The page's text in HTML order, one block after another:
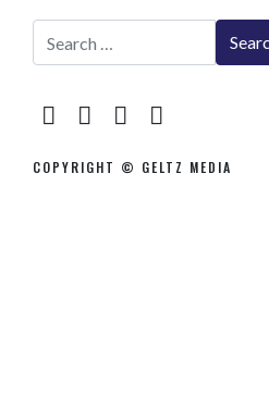
COPYRIGHT © GELTZ MEDIA